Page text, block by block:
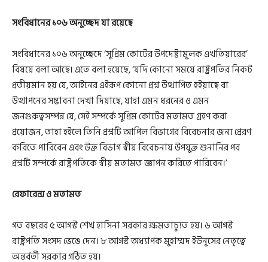
সংবিধানের ১০৬ অনুচ্ছেদ যা রয়েছে
সংবিধানের ১০৬ অনুচ্ছেদে ‘সুপ্রিম কোর্টের উপদেষ্টামূলক এখতিয়ারের’
বিষয়ে বলা আছে। এতে বলা হয়েছে, ‘যদি কোনো সময়ে রাষ্ট্রপতির নিকট
প্রতীয়মান হয় যে, আইনের এইরূপ কোনো প্রশ্ন উত্থাপিত হইয়াছে বা
উত্থাপনের সম্ভাবনা দেখা দিয়াছে, যাহা এমন ধরনের ও এমন
জনগুরুত্বসম্পন্ন যে, সেই সম্পর্কে সুপ্রিম কোর্টের মতামত গ্রহণ করা
প্রয়োজন, তাহা হইলে তিনি প্রশ্নটি আপিল বিভাগের বিবেচনার জন্য প্রেরণ
করিতে পারিবেন এবং উক্ত বিভাগ স্বীয় বিবেচনায় উপযুক্ত শুনানির পর
প্রশ্নটি সম্পর্কে রাষ্ট্রপতিকে স্বীয় মতামত জ্ঞাপন করিতে পারিবেন।’
রেফারেন্স ও মতামত
গত বছরের ৫ আগস্ট শেখ হাসিনা সরকার ক্ষমতাচ্যুত হয়। ৬ আগস্ট
রাষ্ট্রপতি সংসদ ভেঙে দেন। ৮ আগস্ট অধ্যাপক মুহাম্মদ ইউনূসের নেতৃত্বে
অন্তর্বর্তী সরকার গঠিত হয়।